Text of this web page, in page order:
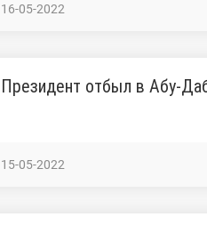
16-05-2022
Президент отбыл в Абу-
15-05-2022